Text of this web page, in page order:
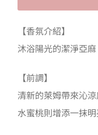
Alternative:
【香氛介紹】
沐浴陽光的潔淨亞
【前調】
清新的萊姆帶來沁
水蜜桃則增添一抹